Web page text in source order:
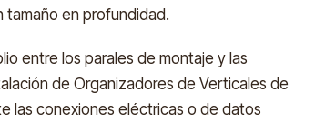
tamaño en profundidad.
entre los parales de montaje y las
de Organizadores de Verticales de
las conexiones eléctricas o de datos